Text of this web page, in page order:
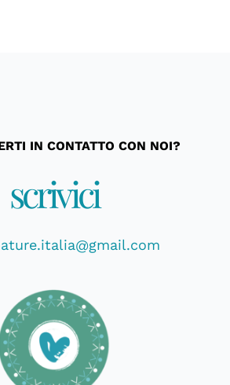
IN CONTATTO CON NOI?
scrivici